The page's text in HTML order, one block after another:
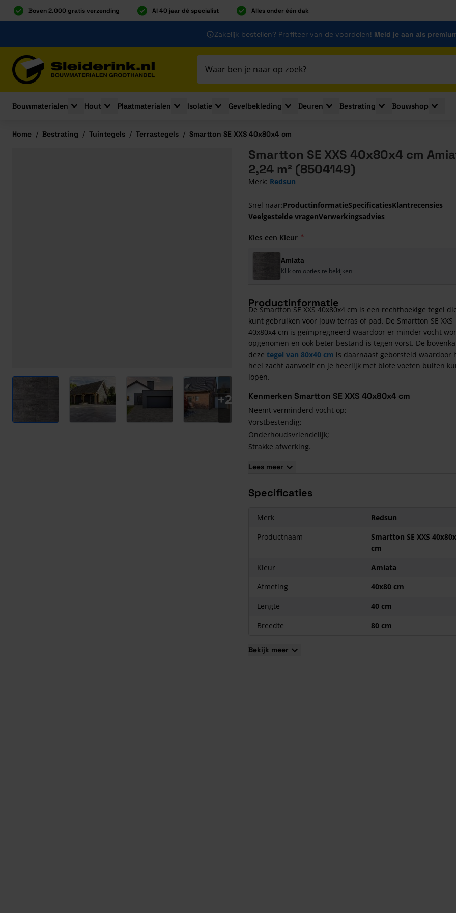
Boven 2.000 gratis verzending Al 40 jaar dé specialist Alles onder één dak
Zakelijk bestellen? Profiteer van de voordelen! Meld je aan als
Bouwmaterialen
Toggle submenu for Bouwmaterialen
Hout
Toggle submenu for Hout
Plaatmaterialen
Toggle submenu for Plaatmaterialen
Isolatie
Toggle submenu for Isolatie
Gevelbekleding
Toggle submenu for Gevelbekleding
Deuren
Toggle submenu for Deuren
Bestrating
Toggle submenu for
Bouwshop
Home / Bestrating / Tuintegels / Terrastegels / Smartton SE XXS 40x80x4 cm
View larger imageView larger imageView larger image View larger image
+2
Smartton SE XXS 40x80x4 cm
2,24 m² (8504149)
Merk: Redsun
Snel naar:ProductinformatieSpecificatiesKlantrecensies
Veelgestelde vragenVerwerkingsadvies
Kies een Kleur
Amiata
Klik om opties te bekijken
Productinformatie
De Smartton SE XXS 40x80x4 cm is een rechthoekige tegel
kunt gebruiken voor jouw terras of pad. De Smartton SE XXS
40x80x4 cm is geïmpregneerd waardoor er minder vocht
opgenomen en ook beter bestand is tegen vorst. De
deze tegel van 80x40 cm is daarnaast geborsteld waardoor
heel zacht aanvoelt en je heerlijk met blote voeten buiten
lopen.
Kenmerken Smartton SE XXS 40x80x4 cm
Neemt verminderd vocht op;
Vorstbestendig;
Onderhoudsvriendelijk;
Strakke afwerking.
Lees meer
Specificaties
Merk
Redsun
Productnaam
Smartton SE XXS
cm
Kleur
Amiata
Afmeting
40x80 cm
Lengte
40 cm
Breedte
80 cm
Bekijk meer